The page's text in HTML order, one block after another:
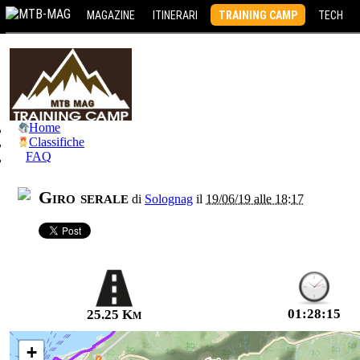
MAGAZINE ITINERARI TRAINING CAMP TECH
Home
Classifiche
FAQ
Giro serale di Solognag il 19/06/19 alle 18:17
25.25 Km 01:28:15
+